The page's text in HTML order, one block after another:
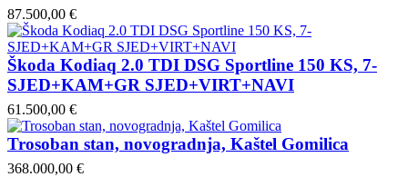
87.500,00 €
Škoda Kodiaq 2.0 TDI DSG Sportline 150 KS, 7-
SJED+KAM+GR SJED+VIRT+NAVI
61.500,00 €
Trosoban stan, novogradnja, Kaštel Gomilica
368.000,00 €